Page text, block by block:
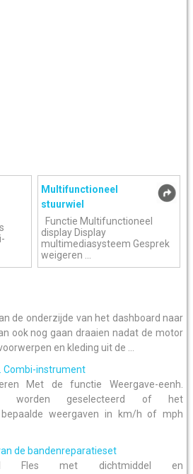
Multifunctioneel
stuurwiel
Functie Multifunctioneel
display Display
multimediasysteem Gesprek
weigeren ...
de onderzijde van het dashboard naar
ook nog gaan draaien nadat de motor
en kleding uit de ...
Combi-instrument
Met de functie Weergave-eenh.
worden geselecteerd of het
weergaven in km/h of mph
de bandenreparatieset
Fles met dichtmiddel en